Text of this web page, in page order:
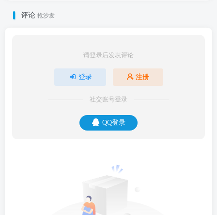
评论 抢沙发
请登录后发表评论
登录 注册
社交账号登录
QQ登录